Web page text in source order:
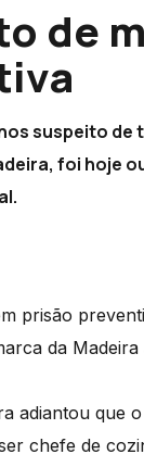
de
suspeito
foi hoje
prisão
da Madeira
adiantou que
chefe de